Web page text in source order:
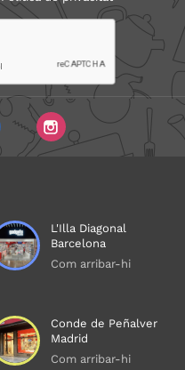
L'Illa Diagonal
Barcelona
Com arribar-hi
Conde de Peñalver
Madrid
Com arribar-hi